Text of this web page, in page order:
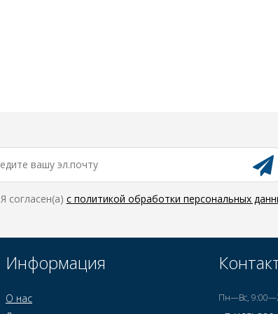
Я согласен(a) с политикой обработки персональных
Информация
О нас
Пн—Вс,